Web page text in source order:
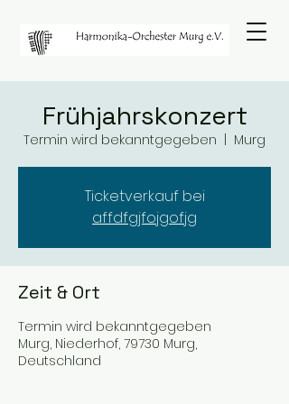
Frühjahrskonzert
Termin wird bekanntgegeben Murg
Ticketverkauf bei
affdfgjfojgofjg
Zeit & Ort
Termin wird bekanntgegeben
Murg, Niederhof, 79730 Murg,
Deutschland